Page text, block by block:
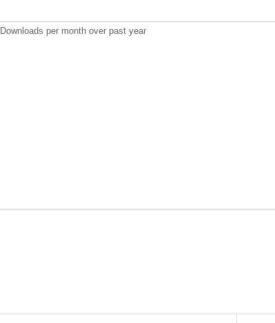
Downloads per month over past year